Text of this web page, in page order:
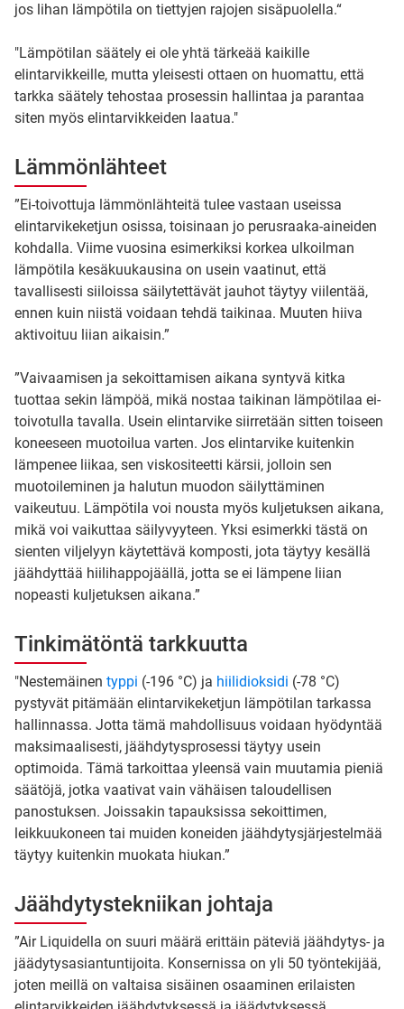
jos lihan lämpötila on tiettyjen rajojen sisäpuolella.“
"Lämpötilan säätely ei ole yhtä tärkeää kaikille
elintarvikkeille, mutta yleisesti ottaen on huomattu, että
tarkka säätely tehostaa prosessin hallintaa ja parantaa
siten myös elintarvikkeiden laatua."
Lämmönlähteet
”Ei-toivottuja lämmönlähteitä tulee vastaan useissa
elintarvikeketjun osissa, toisinaan jo perusraaka-aineiden
kohdalla. Viime vuosina esimerkiksi korkea ulkoilman
lämpötila kesäkuukausina on usein vaatinut, että
tavallisesti siiloissa säilytettävät jauhot täytyy viilentää,
ennen kuin niistä voidaan tehdä taikinaa. Muuten hiiva
aktivoituu liian aikaisin.”
”Vaivaamisen ja sekoittamisen aikana syntyvä kitka
tuottaa sekin lämpöä, mikä nostaa taikinan lämpötilaa ei-
toivotulla tavalla. Usein elintarvike siirretään sitten toiseen
koneeseen muotoilua varten. Jos elintarvike kuitenkin
lämpenee liikaa, sen viskositeetti kärsii, jolloin sen
muotoileminen ja halutun muodon säilyttäminen
vaikeutuu. Lämpötila voi nousta myös kuljetuksen aikana,
mikä voi vaikuttaa säilyvyyteen. Yksi esimerkki tästä on
sienten viljelyyn käytettävä komposti, jota täytyy kesällä
jäähdyttää hiilihappojäällä, jotta se ei lämpene liian
nopeasti kuljetuksen aikana.”
Tinkimätöntä tarkkuutta
"Nestemäinen typpi (-196 °C) ja hiilidioksidi (-78 °C)
pystyvät pitämään elintarvikeketjun lämpötilan tarkassa
hallinnassa. Jotta tämä mahdollisuus voidaan hyödyntää
maksimaalisesti, jäähdytysprosessi täytyy usein
optimoida. Tämä tarkoittaa yleensä vain muutamia pieniä
säätöjä, jotka vaativat vain vähäisen taloudellisen
panostuksen. Joissakin tapauksissa sekoittimen,
leikkuukoneen tai muiden koneiden jäähdytysjärjestelmää
täytyy kuitenkin muokata hiukan.”
Jäähdytystekniikan johtaja
”Air Liquidella on suuri määrä erittäin päteviä jäähdytys- ja
jäädytysasiantuntijoita. Konsernissa on yli 50 työntekijää,
joten meillä on valtaisa sisäinen osaaminen erilaisten